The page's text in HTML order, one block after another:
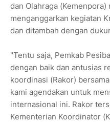
dan Olahraga (Kemenpora)
menganggarkan kegiatan
dan ditambah dengan
"Tentu saja, Pemkab
dengan baik dan antusias
koordinasi (Rakor)
kami agendakan untuk
internasional ini. Rakor
Kementerian Koordinator